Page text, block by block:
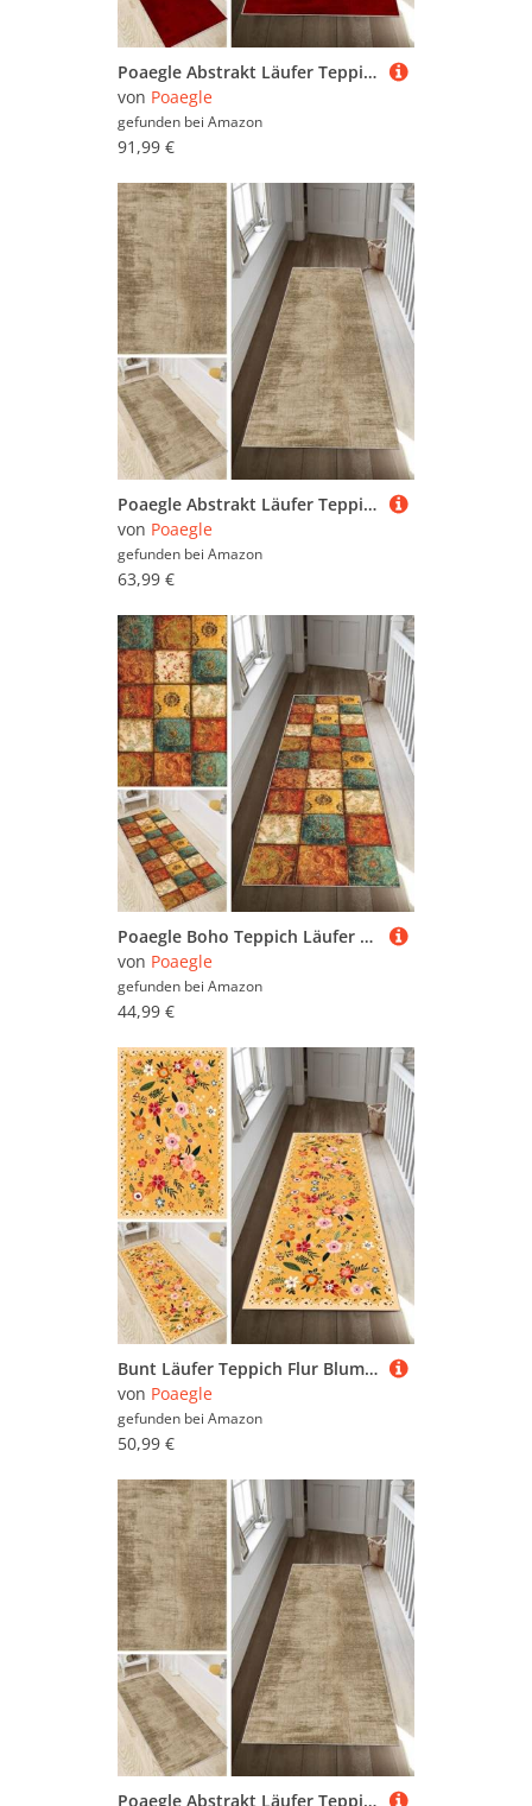
Poaegle Abstrakt Läufer Teppich Flur Rot Lang rutschfest Waschbar Vintage Kücheläufer Teppich Läufer 70x450cm Dauerhaft Läuferteppich Flurläufer Korridor Meterware
von Poaegle
gefunden bei Amazon
91,99 €
Poaegle Abstrakt Läufer Teppich Flur Braun Lang rutschfest Waschbar Vintage Kücheläufer Teppich Läufer 70x280cm Dauerhaft Läuferteppich Flurläufer Korridor Meterware
von Poaegle
gefunden bei Amazon
63,99 €
Poaegle Boho Teppich Läufer Flur Lang rutschfest Waschbar Vintage Kücheläufer Teppich Läufer 40x280cm Dauerhaft Läuferteppich Flurläufer Korridor Meterware
von Poaegle
gefunden bei Amazon
44,99 €
Bunt Läufer Teppich Flur Blume Lang rutschfest Waschbar Moderne Kücheläufer Teppich Läufer 100x150cm Dauerhaft Läuferteppich Flurläufer Korridor Meterware
von Poaegle
gefunden bei Amazon
50,99 €
Poaegle Abstrakt Läufer Teppich Flur Braun Lang rutschfest Waschbar Vintage Kücheläufer Teppich Läufer 80x250cm Dauerhaft Läuferteppich Flurläufer Korridor Meterware